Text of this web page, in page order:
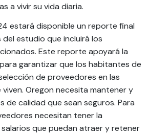
a vivir su vida diaria.
estará disponible un reporte final
estudio que incluirá los
Este reporte apoyará la
garantizar que los habitantes de
de proveedores en las
Oregon necesita mantener y
de calidad que sean seguros. Para
necesitan tener la
que puedan atraer y retener